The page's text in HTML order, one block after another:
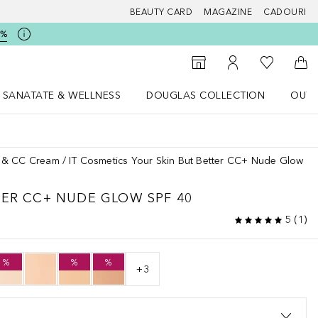
BEAUTY CARD MAGAZINE CADOURI
Către Găsire magazin
Către Contul meu
Către
SANATATE & WELLNESS
DOUGLAS COLLECTION
CC Cream IT Cosmetics Your Skin But Better CC+ Nude Glow
CC+ NUDE GLOW SPF 40
5 ( 1 )
% % %
+3